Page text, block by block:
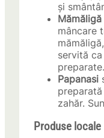
și
mâncare
servită
preparate.
Papanasi
zahăr.
Produse locale